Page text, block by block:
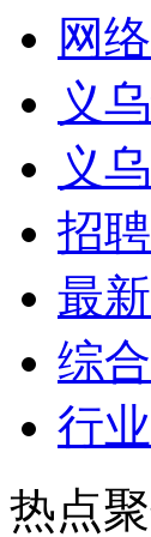
网
义
义
招
最
综
行
热点